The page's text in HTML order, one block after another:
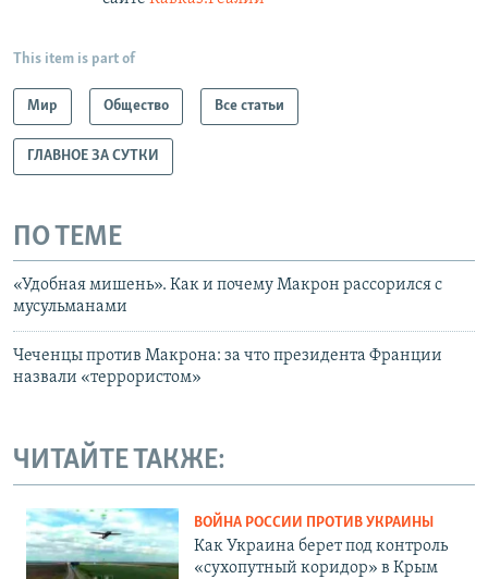
This item is part of
Мир Общество Все статьи
ГЛАВНОЕ ЗА СУТКИ
ПО ТЕМЕ
«Удобная мишень». Как и почему Макрон рассорился с
мусульманами
Чеченцы против Макрона: за что президента Франции
назвали «террористом»
ЧИТАЙТЕ ТАКЖЕ:
ВОЙНА РОССИИ ПРОТИВ УКРАИНЫ
Как Украина берет под контроль
«сухопутный коридор» в Крым